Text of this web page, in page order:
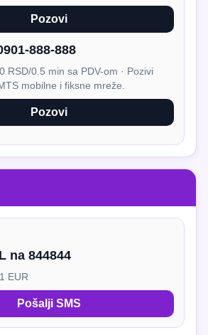
Pozovi
888-888
RSD/0.5 min sa PDV-om · Pozivi
mobilne i fiksne mreže.
Pozovi
na 844844
EUR
Pošalji SMS